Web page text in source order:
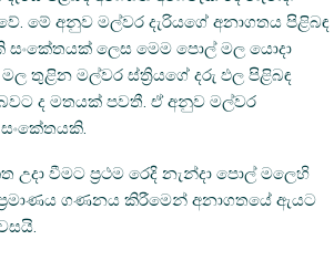
මේ අනුව මල්වර දැරියගේ අනාගතය පිළිබඳ
සංකේතයක්‌ ලෙස මෙම පොල් මල යොදා
තුළින මල්වර ස්‌ත්‍රියගේ දරු ඵල පිළිබඳ
බවට ද මතයක්‌ පවතී. ඒ අනුව මල්වර
සංකේතයකි.
උදා වීමට ප්‍රථම රෙදි නැන්දා පොල් මලෙහි
ගණනය කිරීමෙන් අනාගතයේ ඇයට